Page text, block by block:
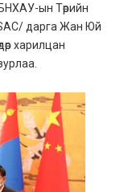
ын Төрийн
дарга Жан Юй
харилцан